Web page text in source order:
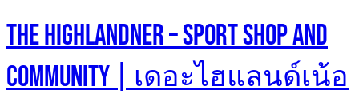
The Highlandner – Sport Shop And
Community | เดอะไฮแลนด์เน้อ